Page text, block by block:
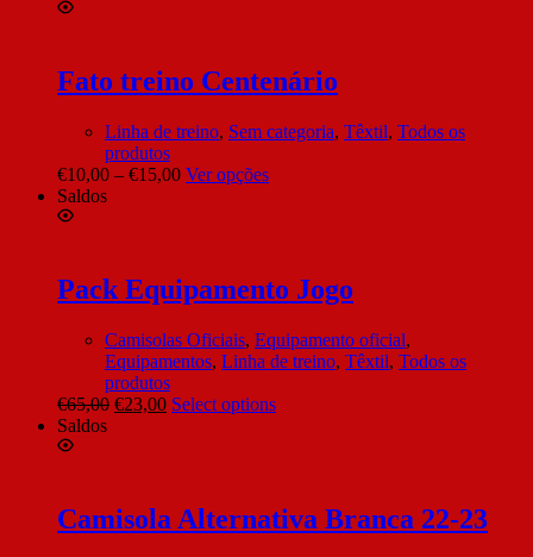
Fato treino Centenário
Linha de treino, Sem categoria, Têxtil, Todos os
produtos
€10,00 – €15,00 Ver opções
Saldos
Pack Equipamento Jogo
Camisolas Oficiais, Equipamento oficial,
Equipamentos, Linha de treino, Têxtil, Todos os
produtos
€65,00 €23,00 Select options
Saldos
Camisola Alternativa Branca 22-23